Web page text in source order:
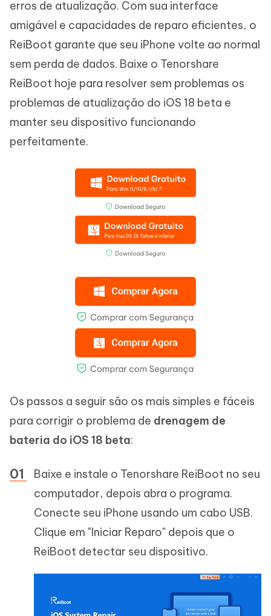
erros de atualização. Com sua interface
amigável e capacidades de reparo eficientes, o
ReiBoot garante que seu iPhone volte ao normal
sem perda de dados. Baixe o Tenorshare
ReiBoot hoje para resolver sem problemas os
problemas de atualização do iOS 18 beta e
manter seu dispositivo funcionando
perfeitamente.
Os passos a seguir são os mais simples e fáceis
para corrigir o problema de drenagem de
bateria do iOS 18 beta:
Baixe e instale o Tenorshare ReiBoot no seu
computador, depois abra o programa.
Conecte seu iPhone usando um cabo USB.
Clique em "Iniciar Reparo" depois que o
ReiBoot detectar seu dispositivo.